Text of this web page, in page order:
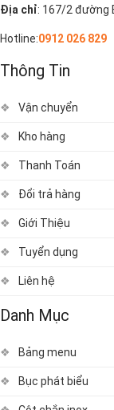
Địa chỉ: 167/2 đường
Hotline:0912 026 829
Thông Tin
Vận chuyển
Kho hàng
Thanh Toán
Đổi trả hàng
Giới Thiệu
Tuyển dụng
Liên hệ
Danh Mục
Bảng menu
Bục phát biểu